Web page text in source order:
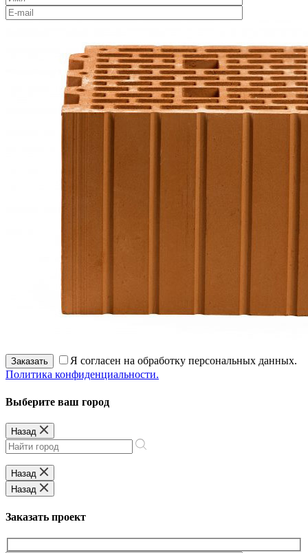
Заказать
Я согласен на обработку персональных данных.
Политика конфиденциальности.
Выберите ваш город
Назад
Назад
Назад
Заказать проект